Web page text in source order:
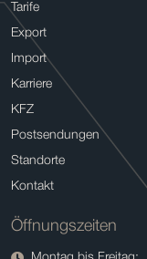
Tarife
Export
Import
Karriere
KFZ
Postsendungen
Standorte
Kontakt
Öffnungszeiten